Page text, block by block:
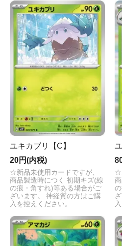
ユキカブリ【C】
20円(内税)
☆新品未使用カードですが、
商品製造時につく 初期キズ(線
の痕・角すれ)等ある場合がご
ざいます。 神経質の方はご購
入を控えください。
☆